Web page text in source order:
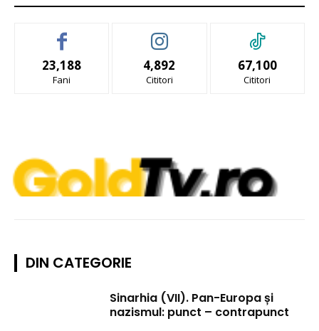
23,188
Fani
4,892
Cititori
67,100
Cititori
DIN CATEGORIE
Sinarhia (VII). Pan-Europa și
nazismul: punct – contrapunct